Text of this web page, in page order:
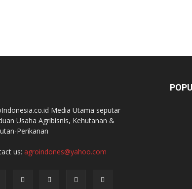
Media Utama seputar
Usaha Agribisnis, Kehutanan &
Perikanan
us: agroindones@yahoo.com